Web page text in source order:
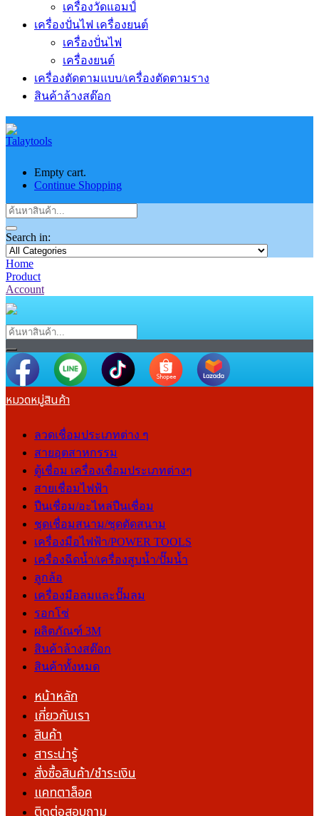
เครื่องวัดแอมป์
เครื่องปั่นไฟ เครื่องยนต์
เครื่องปั่นไฟ
เครื่องยนต์
เครื่องตัดตามแบบ/เครื่องตัดตามราง
สินค้าล้างสต๊อก
Empty cart.
Continue Shopping
Search in:
Home
Product
Account
หมวดหมู่สินค้า
ลวดเชื่อมประเภทต่าง ๆ
สายอุตสาหกรรม
ตู้เชื่อม เครื่องเชื่อมประเภทต่างๆ
สายเชื่อมไฟฟ้า
ปืนเชื่อม/อะไหล่ปืนเชื่อม
ชุดเชื่อมสนาม/ชุดตัดสนาม
เครื่องมือไฟฟ้า/POWER TOOLS
เครื่องฉีดน้ำ/เครื่องสูบน้ำ/ปั๊มน้ำ
ลูกล้อ
เครื่องมือลมและปั๊มลม
รอกโซ่
ผลิตภัณฑ์ 3M
สินค้าล้างสต๊อก
สินค้าทั้งหมด
หน้าหลัก
เกี่ยวกับเรา
สินค้า
สาระน่ารู้
สั่งซื้อสินค้า/ชำระเงิน
แคทตาล็อค
ติดต่อสอบถาม